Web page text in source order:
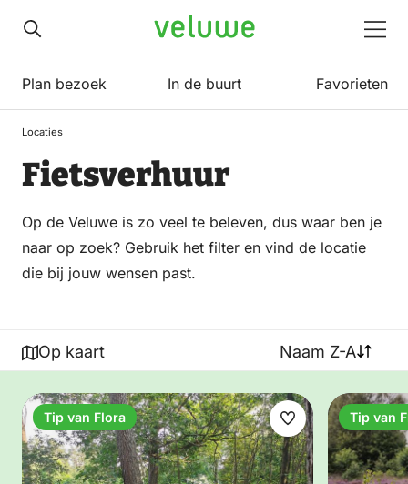
Veluwe
Plan bezoek In de buurt Favorieten
Locaties
Fietsverhuur
Op de Veluwe is zo veel te beleven, dus waar ben je
naar op zoek? Gebruik het filter en vind de locatie
die bij jouw wensen past.
Op kaart Naam Z-A
Tip van Flora
Maak
favoriet
Tip van